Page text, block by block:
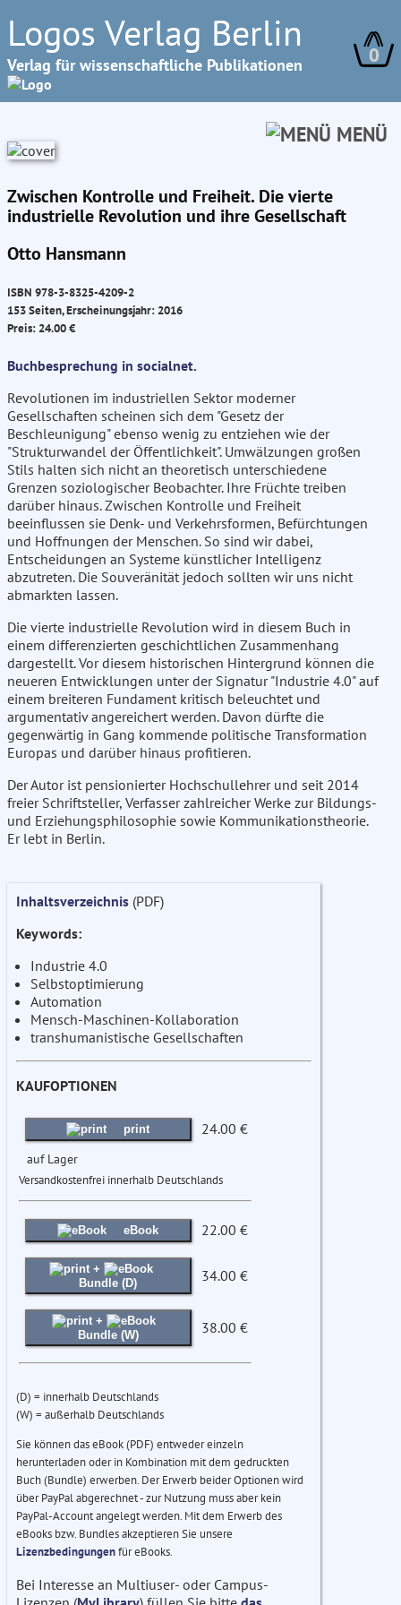
Logos Verlag Berlin
Verlag für wissenschaftliche Publikationen 0
MENÜ
Zwischen Kontrolle und Freiheit. Die vierte
industrielle Revolution und ihre Gesellschaft
Otto Hansmann
ISBN 978-3-8325-4209-2
153 Seiten, Erscheinungsjahr: 2016
Preis: 24.00 €
Buchbesprechung in socialnet.
Revolutionen im industriellen Sektor moderner
Gesellschaften scheinen sich dem "Gesetz der
Beschleunigung" ebenso wenig zu entziehen wie der
"Strukturwandel der Öffentlichkeit". Umwälzungen großen
Stils halten sich nicht an theoretisch unterschiedene
Grenzen soziologischer Beobachter. Ihre Früchte treiben
darüber hinaus. Zwischen Kontrolle und Freiheit
beeinflussen sie Denk- und Verkehrsformen, Befürchtungen
und Hoffnungen der Menschen. So sind wir dabei,
Entscheidungen an Systeme künstlicher Intelligenz
abzutreten. Die Souveränität jedoch sollten wir uns nicht
abmarkten lassen.
Die vierte industrielle Revolution wird in diesem Buch in
einem differenzierten geschichtlichen Zusammenhang
dargestellt. Vor diesem historischen Hintergrund können die
neueren Entwicklungen unter der Signatur "Industrie 4.0" auf
einem breiteren Fundament kritisch beleuchtet und
argumentativ angereichert werden. Davon dürfte die
gegenwärtig in Gang kommende politische Transformation
Europas und darüber hinaus profitieren.
Der Autor ist pensionierter Hochschullehrer und seit 2014
freier Schriftsteller, Verfasser zahlreicher Werke zur Bildungs-
und Erziehungsphilosophie sowie Kommunikationstheorie.
Er lebt in Berlin.
Inhaltsverzeichnis (PDF)
Keywords:
Industrie 4.0
Selbstoptimierung
Automation
Mensch-Maschinen-Kollaboration
transhumanistische Gesellschaften
KAUFOPTIONEN
print 24.00 €
auf Lager
Versandkostenfrei innerhalb Deutschlands
eBook 22.00 €
+
Bundle (D)
34.00 €
+
Bundle (W)
38.00 €
(D) = innerhalb Deutschlands
(W) = außerhalb Deutschlands
Sie können das eBook (PDF) entweder einzeln
herunterladen oder in Kombination mit dem gedruckten
Buch (Bundle) erwerben. Der Erwerb beider Optionen wird
über PayPal abgerechnet - zur Nutzung muss aber kein
PayPal-Account angelegt werden. Mit dem Erwerb des
eBooks bzw. Bundles akzeptieren Sie unsere
Lizenzbedingungenfür eBooks.
Bei Interesse an Multiuser- oder Campus-